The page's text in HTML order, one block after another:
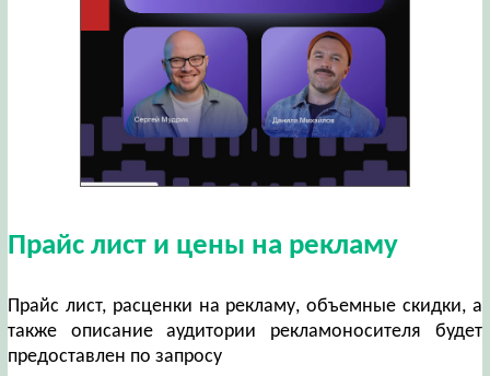
Прайс лист и цены на рекламу
Прайс лист, расценки на рекламу, объемные скидки, а
также описание аудитории рекламоносителя будет
предоставлен по запросу